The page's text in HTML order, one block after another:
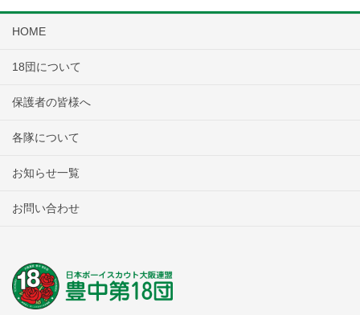
HOME
18団について
保護者の皆様へ
各隊について
お知らせ一覧
お問い合わせ